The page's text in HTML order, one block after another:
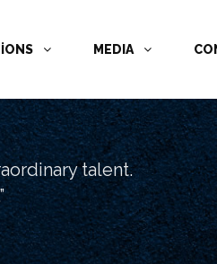
MEDIA
talent.